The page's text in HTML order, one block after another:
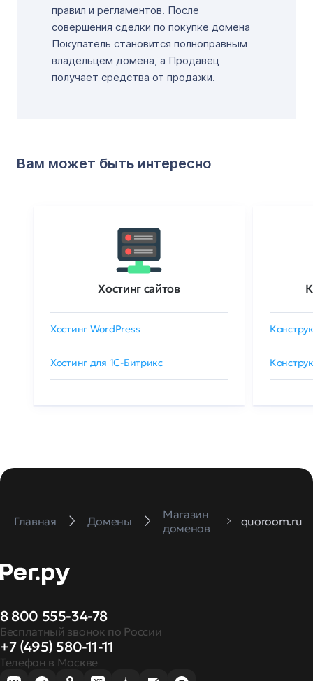
правил и регламентов. После
совершения сделки по покупке домена
Покупатель становится полноправным
владельцем домена, а Продавец
получает средства от продажи.
Вам может быть интересно
Хостинг сайтов
Хостинг WordPress
Хостинг для 1C-Битрикс
Главная Домены
Магазин
доменов
quoroom.ru
8 800 555-34-78
Бесплатный звонок по России
+7 (495) 580-11-11
Телефон в Москве